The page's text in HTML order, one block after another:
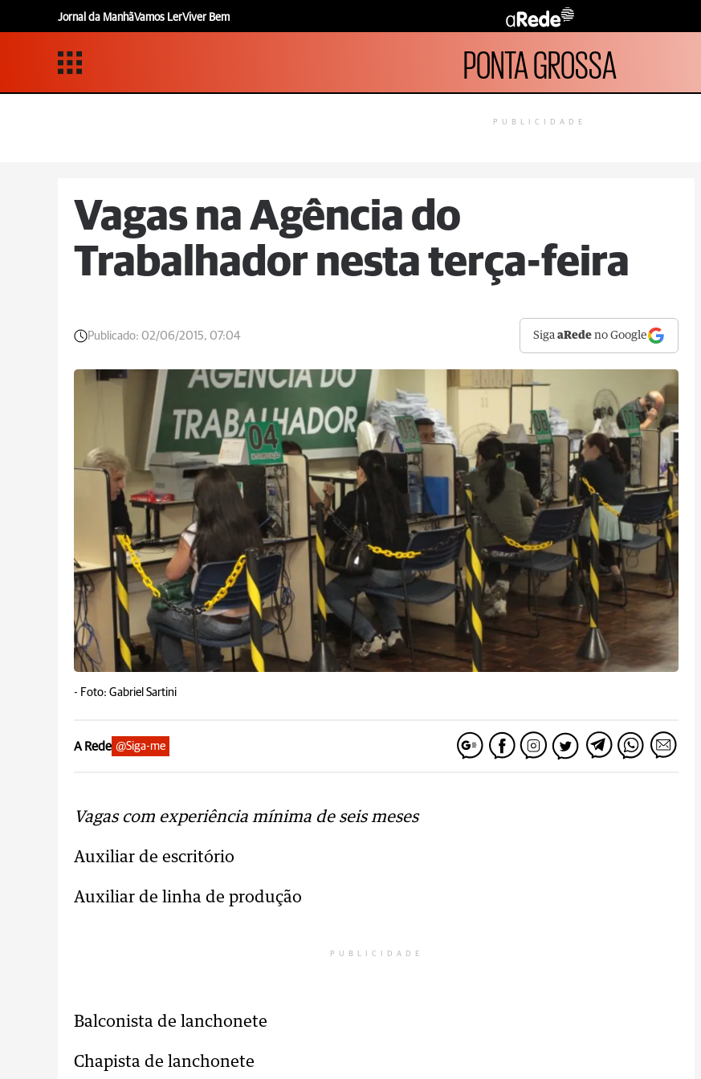
Jornal da ManhãVamos LerViver Bem
PONTA GROSSA
PUBLICIDADE
Vagas na Agência do
Trabalhador nesta terça-feira
Publicado: 02/06/2015, 07:04 SigaaRede no Google
- Foto: Gabriel Sartini
A Rede @Siga-me
Vagas com experiência mínima de seis meses
Auxiliar de escritório
Auxiliar de linha de produção
PUBLICIDADE
Balconista de lanchonete
Chapista de lanchonete